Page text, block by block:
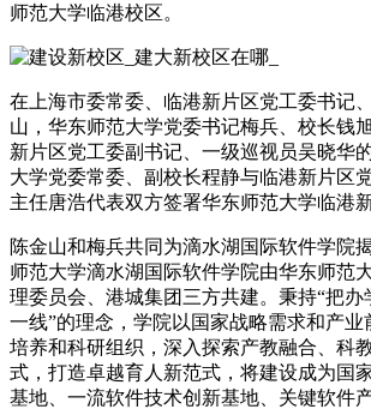
师范大学临港校区。
在上海市委常委、临港新片区党工委书记
山，华东师范大学党委书记梅兵、校长钱
新片区党工委副书记、一级巡视员吴晓华
大学党委常委、副校长程静与临港新片区
主任唐浩代表双方签署华东师范大学临港
陈金山和梅兵共同为滴水湖国际软件学院
师范大学滴水湖国际软件学院由华东师范
理委员会、港城集团三方共建。秉持“把办
一线”的理念，学院以国家战略需求和产
培养和科研组织，深入探索产教融合、科
式，打造卓越育人新范式，将建设成为国
基地、一流软件技术创新基地、关键软件